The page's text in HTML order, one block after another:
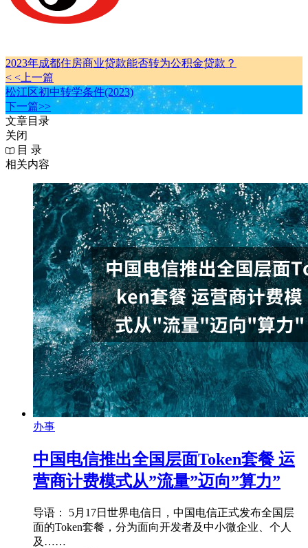
2023年成都住房商业贷款能否转为公积金贷款？
< <上一篇
松江区初中转学条件(2023)
下一篇>>
文章目录
关闭
目 录
相关内容
办事
中国电信推出全国层面Token套餐 运
营商计费模式从”流量”迈向”算力”
导语： 5月17日世界电信日，中国电信正式发布全国层
面的Token套餐，分为面向开发者及中小微企业、个人
及……